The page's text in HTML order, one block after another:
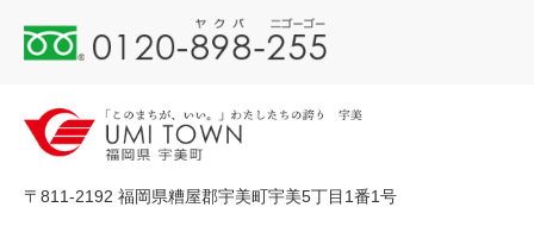
0
1
-
8
〒811-2192 福岡県糟屋郡宇美町宇美5丁目1番1号